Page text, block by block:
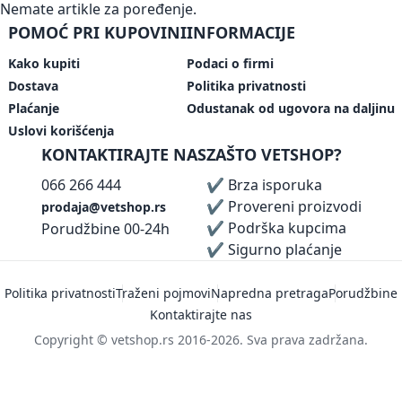
Nemate artikle za poređenje.
POMOĆ PRI KUPOVINI
Kako kupiti
Dostava
Plaćanje
Uslovi korišćenja
INFORMACIJE
Podaci o firmi
Politika privatnosti
Odustanak od ugovora na daljinu
KONTAKTIRAJTE NAS
066 266 444
prodaja@vetshop.rs
Porudžbine 00-24h
ZAŠTO VETSHOP?
✔ Brza isporuka
✔ Provereni proizvodi
✔ Podrška kupcima
✔ Sigurno plaćanje
Politika privatnostiTraženi pojmoviNapredna pretragaPorudžbine
Kontaktirajte nas
Copyright © vetshop.rs 2016-2026. Sva prava zadržana.